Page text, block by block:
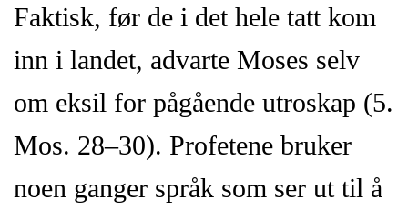
Faktisk, før de i det hele tatt kom
inn i landet, advarte Moses selv
om eksil for pågående utroskap (5.
Mos. 28–30). Profetene bruker
noen ganger språk som ser ut til å